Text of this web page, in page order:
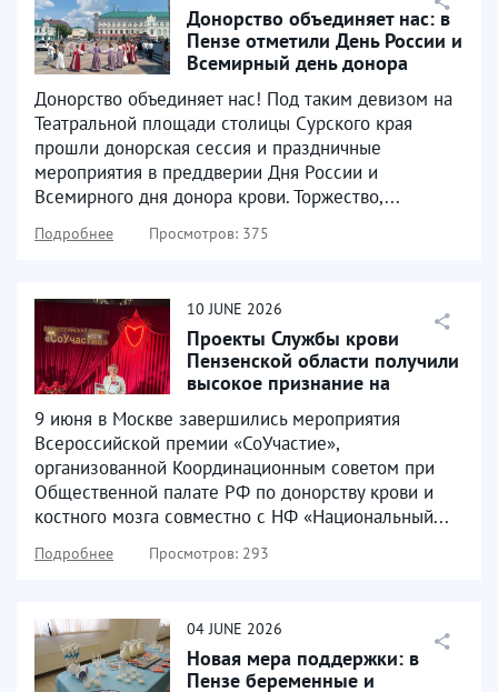
Донорство объединяет нас: в
Пензе отметили День России и
Всемирный день донора
Донорство объединяет нас! Под таким девизом на
Театральной площади столицы Сурского края
прошли донорская сессия и праздничные
мероприятия в преддверии Дня России и
Всемирного дня донора крови. Торжество,...
Подробнее Просмотров: 375
10 JUNE 2026
Проекты Службы крови
Пензенской области получили
высокое признание на
9 июня в Москве завершились мероприятия
Всероссийской премии «СоУчастие»,
организованной Координационным советом при
Общественной палате РФ по донорству крови и
костного мозга совместно с НФ «Национальный...
Подробнее Просмотров: 293
04 JUNE 2026
Новая мера поддержки: в
Пензе беременные и